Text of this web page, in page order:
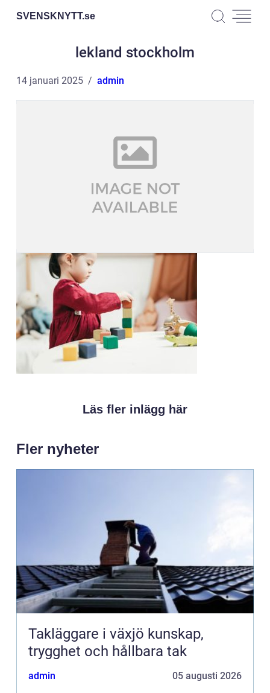
SVENSKNYTT.se
lekland stockholm
14 januari 2025 admin
Läs fler inlägg här
Fler nyheter
Takläggare i växjö kunskap,
trygghet och hållbara tak
admin 05 augusti 2026